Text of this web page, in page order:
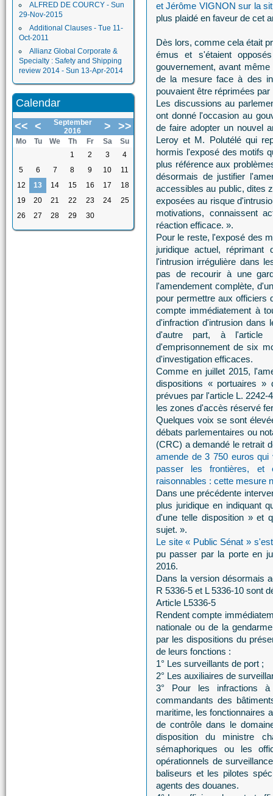
ALFRED DE COURCY - Sun
29-Nov-2015
Additional Clauses - Tue 11-
Oct-2011
Allianz Global Corporate &
Specialty : Safety and Shipping
review 2014 - Sun 13-Apr-2014
Calendar
<< <
September
2016
> >>
Mo Tu We Th Fr Sa
Su
1
2 3
4
5
6 7 8 9 10
11
12
13 14 15 16 17
18
19
20 21 22 23 24
25
26
27 28 29 30
et Jérôme VIGNON sur la
plus plaidé en faveur de cet
Dès lors, comme cela était
émus et s'étaient
gouvernement, avant
de la mesure face à des
pouvaient être réprimées
Les discussions au
ont donné l'occasion au
de faire adopter un nouvel
Leroy et M. Polutélé qui
hormis l'exposé des motifs
plus référence aux
désormais de justifier
accessibles au public, dites
exposées au risque
motivations, connaissent
réaction efficace. ».
Pour le reste, l'exposé des
juridique actuel,
l'intrusion irrégulière dans
pas de recourir à une
l'amendement complète,
pour permettre aux officiers
compte immédiatement à
d'infraction d'intrusion dans
d'autre part, à l'article
d'emprisonnement de six
d'investigation efficaces.
Comme en juillet 2015,
dispositions « portuaires »
prévues par l'article L.
les zones d'accès réservé
Quelques voix se sont
débats parlementaires ou
(CRC) a demandé le retrait
amende de 3 750 euros
passer les frontières, et
raisonnables : cette mesure
Dans une précédente
plus juridique en indiquant
d'une telle disposition » et
sujet. ».
Le site « Public Sénat »
pu passer par la porte en
2016.
Dans la version désormais
R 5336-5 et L 5336-10 sont
Article L5336-5
Rendent compte
nationale ou de la
par les dispositions du
de leurs fonctions :
1° Les surveillants de port ;
2° Les auxiliaires de
3° Pour les infractions
commandants des
maritime, les fonctionnaires
de contrôle dans le
disposition du ministre
sémaphoriques ou les
opérationnels de
baliseurs et les pilotes
agents des douanes.